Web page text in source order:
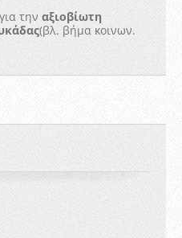
για την αξιοβίωτη
(βλ. βήμα κοινων.